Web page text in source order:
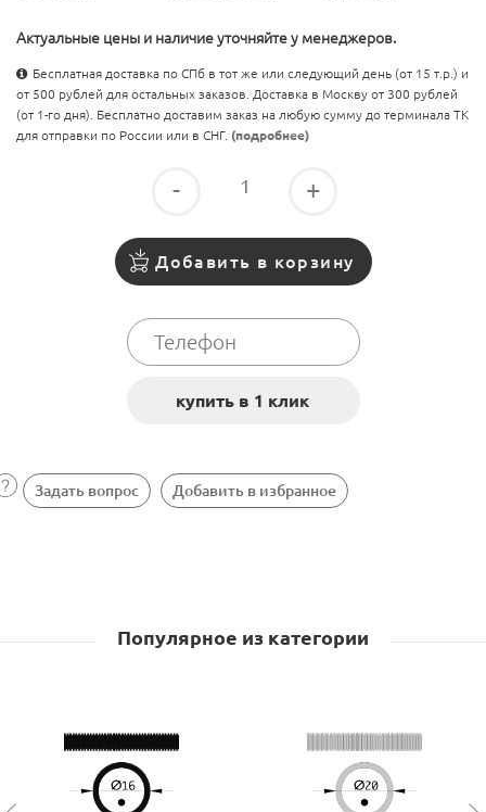
Актуальные цены и наличие уточняйте у менеджеров.
Бесплатная доставка по СПб в тот же или следующий день (от 15 т.р.) и
от 500 рублей для остальных заказов. Доставка в Москву от 300 рублей
(от 1-го дня). Бесплатно доставим заказ на любую сумму до терминала ТК
для отправки по России или в СНГ. (подробнее)
- +
Добавить в корзину
Задать вопрос Добавить в избранное
Популярное из категории